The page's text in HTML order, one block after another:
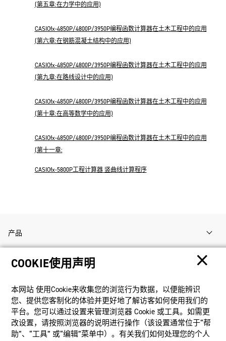
(第五章:在力学中的应用)
CASIOfx-4850P/4800P/3950P编程函数计算器在土木工程中的应用
(第六章:在钢筋混凝土结构中的应用)
CASIOfx-4850P/4800P/3950P编程函数计算器在土木工程中的应用
(第九章:在路线设计中的应用)
CASIOfx-4850P/4800P/3950P编程函数计算器在土木工程中的应用
(第十章:在高等数学中的应用)
CASIOfx-4850P/4800P/3950P编程函数计算器在土木工程中的应用
(第十一章:
CASIOfx-5800P工程计算器 竖曲线计算程序
产品
客户支持
资讯
社交媒体
COOKIE使用声明
本网站 使⽤Cookie来收集您的浏览⾏为数据，以便能辨识
您、提供您客制化的体验并更好地了解访客如何使⽤我们的
平台。您可以通过设置来管理浏览器 Cookie 或⼯具。如需更
改设置，请按照浏览器的说明进⾏操作（该设置通常位于“帮
助”、“⼯具” 或“编辑”菜单中）。有关我们如何处理您的个⼈